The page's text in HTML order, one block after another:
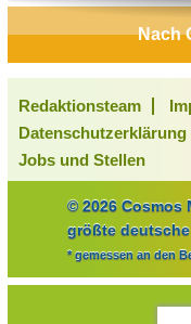
Nach
Redaktionsteam
Datenschutzerklärung
Jobs und Stellen
© 2026 Cosmos
größte
* gemessen an den